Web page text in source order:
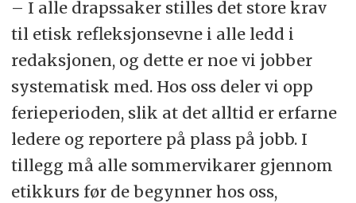
– I alle drapssaker stilles det store krav
til etisk refleksjonsevne i alle ledd i
redaksjonen, og dette er noe vi jobber
systematisk med. Hos oss deler vi opp
ferieperioden, slik at det alltid er erfarne
ledere og reportere på plass på jobb. I
tillegg må alle sommervikarer gjennom
etikkurs før de begynner hos oss,